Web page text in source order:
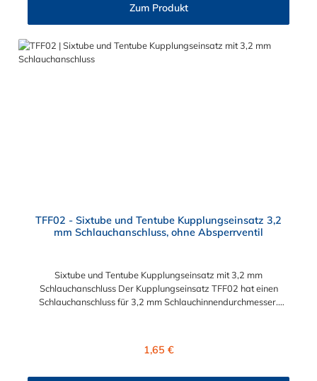
Zum Produkt
TFF02 - Sixtube und Tentube Kupplungseinsatz 3,2
mm Schlauchanschluss, ohne Absperrventil
Sixtube und Tentube Kupplungseinsatz mit 3,2 mm
Schlauchanschluss Der Kupplungseinsatz TFF02 hat einen
Schlauchanschluss für 3,2 mm Schlauchinnendurchmesser.
Regulärer Preis:
1,65 €